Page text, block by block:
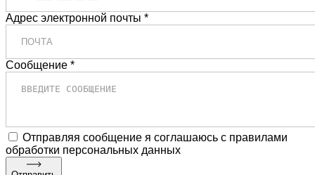
Адрес электронной почты *
Сообщение *
Отправляя сообщение я соглашаюсь с правилами
обработки персональных данных